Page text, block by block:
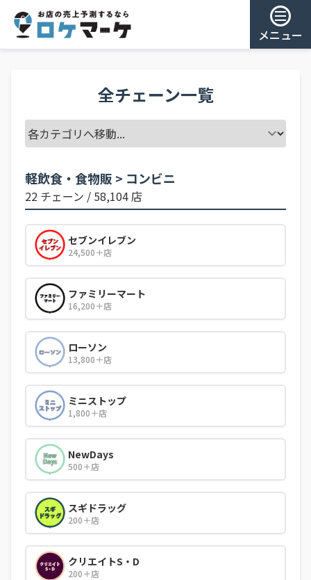
メニュー
ログイン
会員登録
全チェーン一覧
軽飲食・食物販 > コンビニ
22 チェーン / 58,104 店
セブンイレブン
24,500＋店
ファミリーマート
16,200＋店
ローソン
13,800＋店
ミニストップ
1,800＋店
NewDays
500＋店
スギドラッグ
200＋店
クリエイトS・D
200＋店